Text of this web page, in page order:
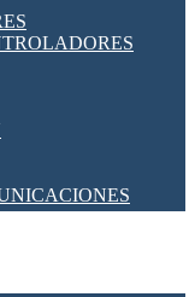
DE CORRIENTE
PROGRAMABLES